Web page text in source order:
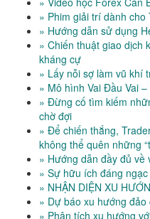
» Phim giải trí dành cho
» Hướng dẫn sử dụng
» Chiến thuật giao dịch
kháng cự
» Lấy nỗi sợ làm vũ khí
» Mô hình Vai Đầu Vai
» Đừng cố tìm kiếm
chờ đợi
» Để chiến thắng,
không thể quên những
» Hướng dẫn đầy đủ về
» Sự hữu ích đáng
» NHẬN DIỆN XU
» Dự báo xu hướng
» Phân tích xu hướng